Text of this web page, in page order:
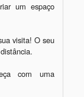
um espaço
visita! O seu
com uma